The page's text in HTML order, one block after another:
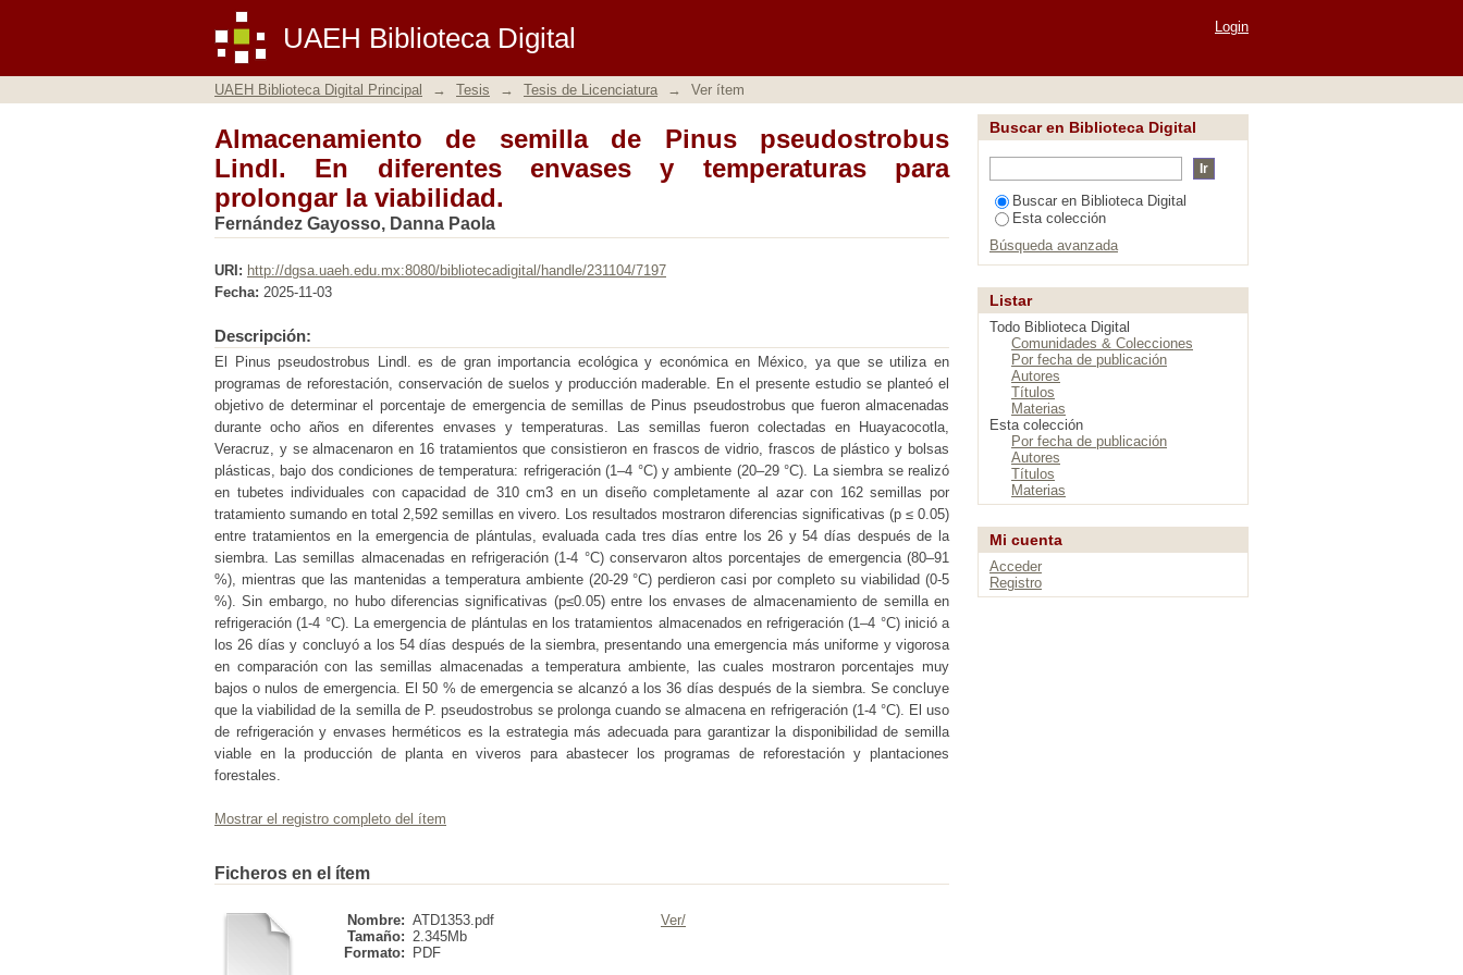
UAEH Biblioteca Digital
Almacenamiento de semilla de Pinus pseudostrobus Lindl. En diferentes envases
y temperaturas para prolongar la viabilidad.
Login
UAEH Biblioteca Digital Principal → Tesis → Tesis de Licenciatura → Ver ítem
Almacenamiento de semilla de Pinus pseudostrobus
Lindl. En diferentes envases y temperaturas para
prolongar la viabilidad.
Fernández Gayosso, Danna Paola
URI: http://dgsa.uaeh.edu.mx:8080/bibliotecadigital/handle/231104/7197
Fecha: 2025-11-03
Descripción:
El Pinus pseudostrobus Lindl. es de gran importancia ecológica y económica en México, ya que se utiliza en
programas de reforestación, conservación de suelos y producción maderable. En el presente estudio se planteó el
objetivo de determinar el porcentaje de emergencia de semillas de Pinus pseudostrobus que fueron almacenadas
durante ocho años en diferentes envases y temperaturas. Las semillas fueron colectadas en Huayacocotla,
Veracruz, y se almacenaron en 16 tratamientos que consistieron en frascos de vidrio, frascos de plástico y bolsas
plásticas, bajo dos condiciones de temperatura: refrigeración (1–4 °C) y ambiente (20–29 °C). La siembra se realizó
en tubetes individuales con capacidad de 310 cm3 en un diseño completamente al azar con 162 semillas por
tratamiento sumando en total 2,592 semillas en vivero. Los resultados mostraron diferencias significativas (p ≤ 0.05)
entre tratamientos en la emergencia de plántulas, evaluada cada tres días entre los 26 y 54 días después de la
siembra. Las semillas almacenadas en refrigeración (1-4 °C) conservaron altos porcentajes de emergencia (80–91
%), mientras que las mantenidas a temperatura ambiente (20-29 °C) perdieron casi por completo su viabilidad (0-5
%). Sin embargo, no hubo diferencias significativas (p≤0.05) entre los envases de almacenamiento de semilla en
refrigeración (1-4 °C). La emergencia de plántulas en los tratamientos almacenados en refrigeración (1–4 °C) inició a
los 26 días y concluyó a los 54 días después de la siembra, presentando una emergencia más uniforme y vigorosa
en comparación con las semillas almacenadas a temperatura ambiente, las cuales mostraron porcentajes muy
bajos o nulos de emergencia. El 50 % de emergencia se alcanzó a los 36 días después de la siembra. Se concluye
que la viabilidad de la semilla de P. pseudostrobus se prolonga cuando se almacena en refrigeración (1-4 °C). El uso
de refrigeración y envases herméticos es la estrategia más adecuada para garantizar la disponibilidad de semilla
viable en la producción de planta en viveros para abastecer los programas de reforestación y plantaciones
forestales.
Mostrar el registro completo del ítem
Ficheros en el ítem
Nombre: ATD1353.pdf
Tamaño: 2.345Mb
Formato:
PDF
Ver/
Buscar en Biblioteca Digital
Buscar en Biblioteca Digital
Esta colección
Búsqueda avanzada
Listar
Todo Biblioteca Digital
Comunidades & Colecciones
Por fecha de publicación
Autores
Títulos
Materias
Esta colección
Por fecha de publicación
Autores
Títulos
Materias
Mi cuenta
Acceder
Registro